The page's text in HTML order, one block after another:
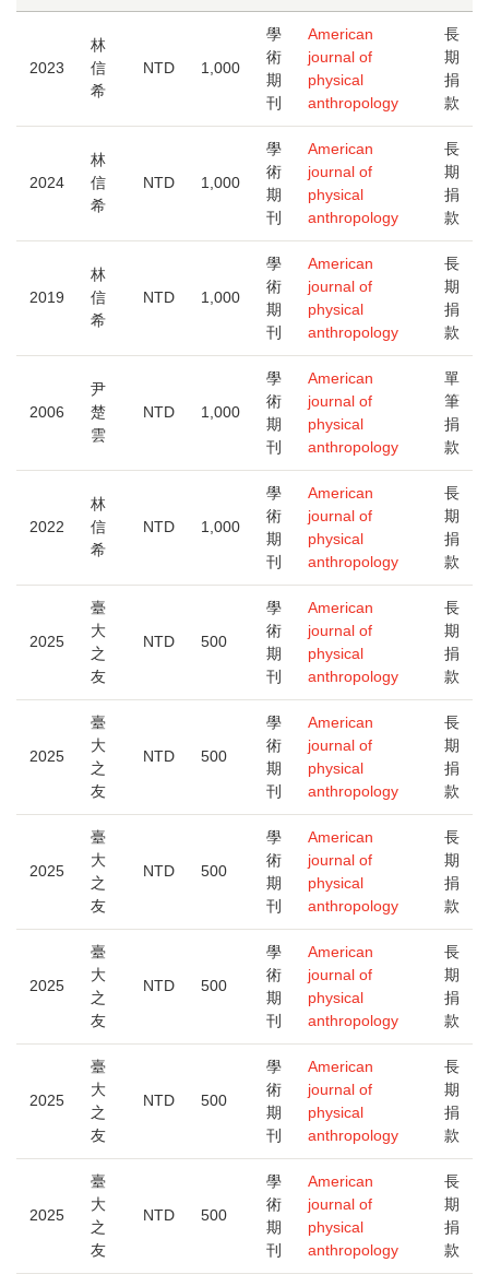
到
2023
林
信
希
NTD 1,000
學
術
期
刊
American
journal of
physical
anthropology
長
期
捐
款
2024
林
信
希
NTD 1,000
學
術
期
刊
American
journal of
physical
anthropology
長
期
捐
款
2019
林
信
希
NTD 1,000
學
術
期
刊
American
journal of
physical
anthropology
長
期
捐
款
2006
尹
楚
雲
NTD 1,000
學
術
期
刊
American
journal of
physical
anthropology
單
筆
捐
款
2022
林
信
希
NTD 1,000
學
術
期
刊
American
journal of
physical
anthropology
長
期
捐
款
2025
臺
大
之
友
NTD 500
學
術
期
刊
American
journal of
physical
anthropology
長
期
捐
款
2025
臺
大
之
友
NTD 500
學
術
期
刊
American
journal of
physical
anthropology
長
期
捐
款
2025
臺
大
之
友
NTD 500
學
術
期
刊
American
journal of
physical
anthropology
長
期
捐
款
2025
臺
大
之
友
NTD 500
學
術
期
刊
American
journal of
physical
anthropology
長
期
捐
款
2025
臺
大
之
友
NTD 500
學
術
期
刊
American
journal of
physical
anthropology
長
期
捐
款
2025
臺
大
之
友
NTD 500
學
術
期
刊
American
journal of
physical
anthropology
長
期
捐
款